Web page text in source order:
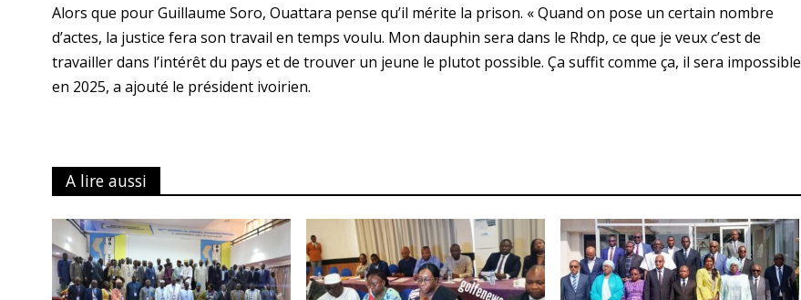
Alors que pour Guillaume Soro, Ouattara pense qu’il mérite la prison. « Quand on pose un certain nombre
d’actes, la justice fera son travail en temps voulu. Mon dauphin sera dans le Rhdp, ce que je veux c’est de
travailler dans l’intérêt du pays et de trouver un jeune le plutot possible. Ça suffit comme ça, il sera impossible
en 2025, a ajouté le président ivoirien.
A lire aussi